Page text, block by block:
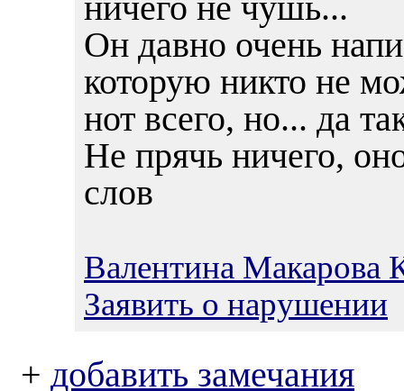
Он давно очень
которую никто не
нот всего, но... да
Не прячь ничего,
слов
Валентина Макарова
Заявить о нарушении
+ добавить замечания